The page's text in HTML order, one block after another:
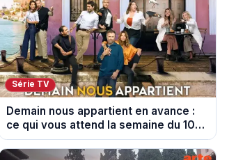
Série TV
Demain nous appartient en avance :
ce qui vous attend la semaine du 10
au 14 août 2026 (spoiler)